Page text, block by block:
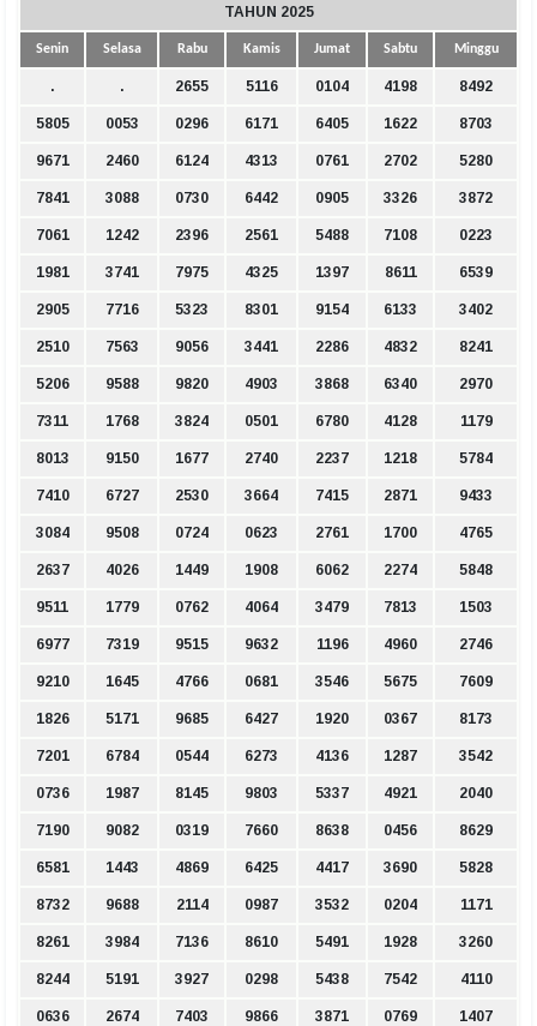
TAHUN 2025
Senin Selasa Rabu Kamis Jumat Sabtu Minggu
. . 2655 5116 0104 4198 8492
5805 0053 0296 6171 6405 1622 8703
9671 2460 6124 4313 0761 2702 5280
7841 3088 0730 6442 0905 3326 3872
7061 1242 2396 2561 5488 7108 0223
1981 3741 7975 4325 1397 8611 6539
2905 7716 5323 8301 9154 6133 3402
2510 7563 9056 3441 2286 4832 8241
5206 9588 9820 4903 3868 6340 2970
7311 1768 3824 0501 6780 4128 1179
8013 9150 1677 2740 2237 1218 5784
7410 6727 2530 3664 7415 2871 9433
3084 9508 0724 0623 2761 1700 4765
2637 4026 1449 1908 6062 2274 5848
9511 1779 0762 4064 3479 7813 1503
6977 7319 9515 9632 1196 4960 2746
9210 1645 4766 0681 3546 5675 7609
1826 5171 9685 6427 1920 0367 8173
7201 6784 0544 6273 4136 1287 3542
0736 1987 8145 9803 5337 4921 2040
7190 9082 0319 7660 8638 0456 8629
6581 1443 4869 6425 4417 3690 5828
8732 9688 2114 0987 3532 0204 1171
8261 3984 7136 8610 5491 1928 3260
8244 5191 3927 0298 5438 7542 4110
0636 2674 7403 9866 3871 0769 1407